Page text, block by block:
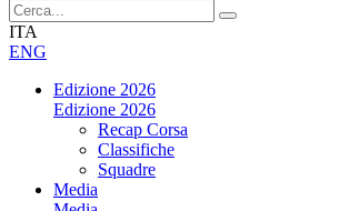
ITA
ENG
Edizione 2026
Edizione 2026
Recap Corsa
Classifiche
Squadre
Media